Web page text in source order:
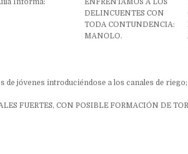
DELINCUENTES CON
TODA CONTUNDENCIA:
MANOLO.
jóvenes introduciéndose a los canales de riego;
FUERTES, CON POSIBLE FORMACIÓN DE